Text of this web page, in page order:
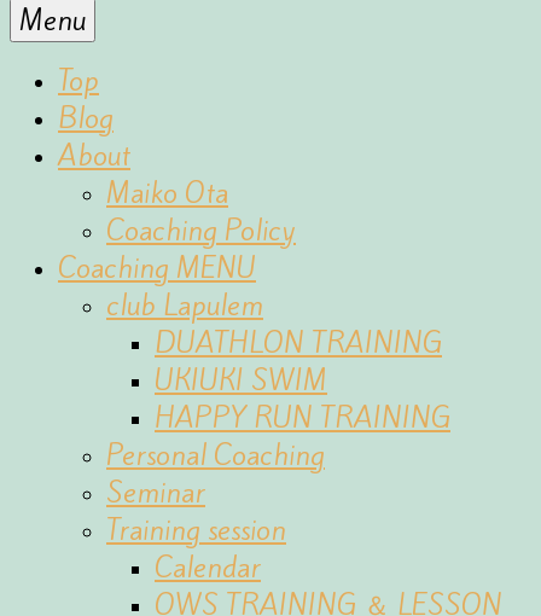
for
the
sports
Menu
Top
Blog
About
Maiko Ota
Coaching Policy
Coaching MENU
club Lapulem
DUATHLON TRAINING
UKIUKI SWIM
HAPPY RUN TRAINING
Personal Coaching
Seminar
Training session
Calendar
OWS TRAINING ＆ LESSON